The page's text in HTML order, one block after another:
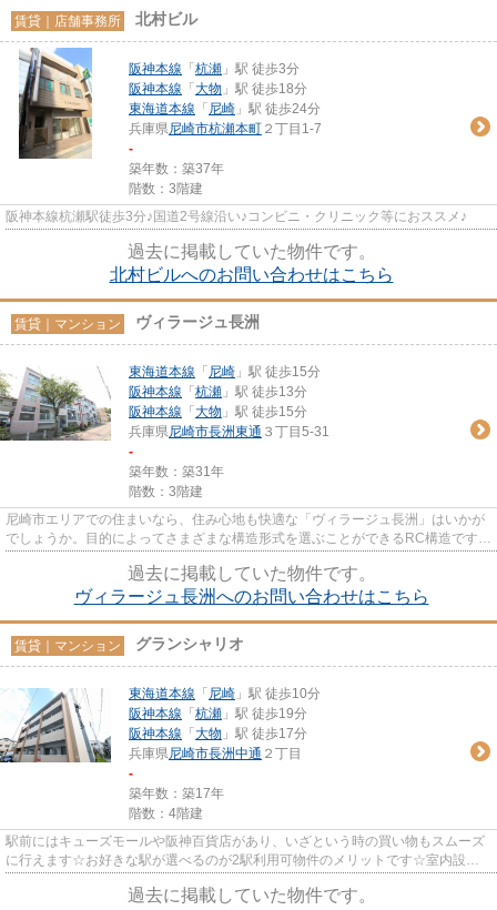
賃貸｜店舗事務所 北村ビル
阪神本線 「 杭瀬 」駅 徒歩3分
阪神本線 「 大物 」駅 徒歩18分
東海道本線 「 尼崎 」駅 徒歩24分
兵庫県尼崎市杭瀬本町 ２丁目1-7
-
築年数：築37年
階数：3階建
阪神本線杭瀬駅徒歩3分♪国道2号線沿い♪コンビニ・クリニック等におススメ♪
過去に掲載していた物件です。
北村ビルへのお問い合わせはこちら
賃貸｜マンション ヴィラージュ長洲
東海道本線 「 尼崎 」駅 徒歩15分
阪神本線 「 杭瀬 」駅 徒歩13分
阪神本線 「 大物 」駅 徒歩15分
兵庫県尼崎市長洲東通 ３丁目5-31
-
築年数：築31年
階数：3階建
尼崎市エリアでの住まいなら、住み心地も快適な「ヴィラージュ長洲」はいかが
でしょうか。目的によってさまざまな構造形式を選ぶことができるRC構造です。
過去に掲載していた物件です。
ヴィラージュ長洲へのお問い合わせはこちら
賃貸｜マンション グランシャリオ
東海道本線 「 尼崎 」駅 徒歩10分
阪神本線 「 杭瀬 」駅 徒歩19分
阪神本線 「 大物 」駅 徒歩17分
兵庫県尼崎市長洲中通 ２丁目
-
築年数：築17年
階数：4階建
駅前にはキューズモールや阪神百貨店があり、いざという時の買い物もスムーズ
に行えます☆お好きな駅が選べるのが2駅利用可物件のメリットです☆室内設備
過去に掲載していた物件です。